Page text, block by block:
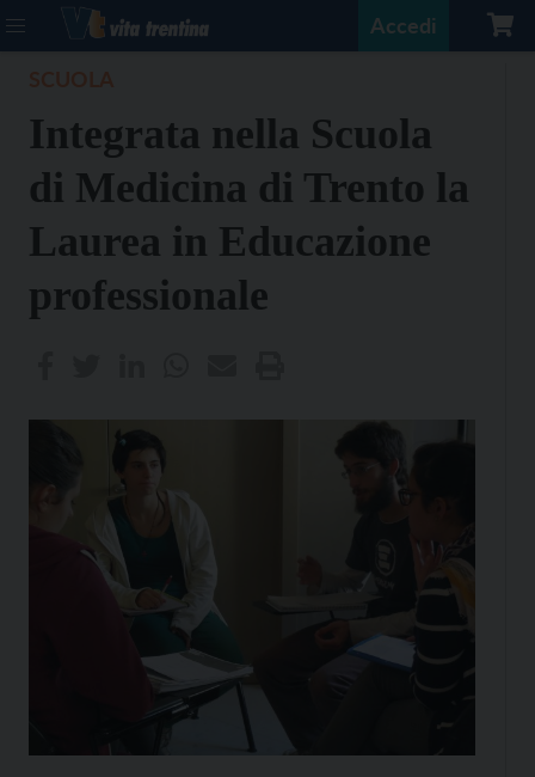
Accedi
Integrata nella Scuola
di Medicina di Trento la
Laurea in Educazione
professionale